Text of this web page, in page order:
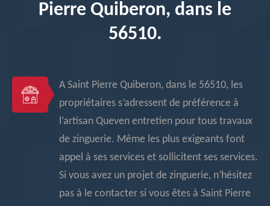
Pierre Quiberon, dans le
56510.
A Saint Pierre Quiberon, dans le 56510, les
propriétaires s’adressent de préférence à
l’artisan Queven entretien pour tous travaux
de zinguerie. Même les plus exigeants font
appel à ses services et sollicitent ses services.
Si vous avez un projet de zinguerie, n’hésitez
pas à le contacter si vous êtes à Saint Pierre